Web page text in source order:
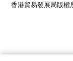
香港貿易發展局版權